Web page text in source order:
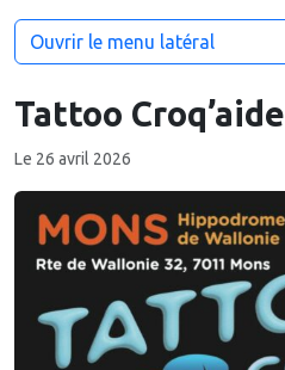
Tattoo Croq’aide
Le 26 avril 2026
Ouvrir le menu latéral